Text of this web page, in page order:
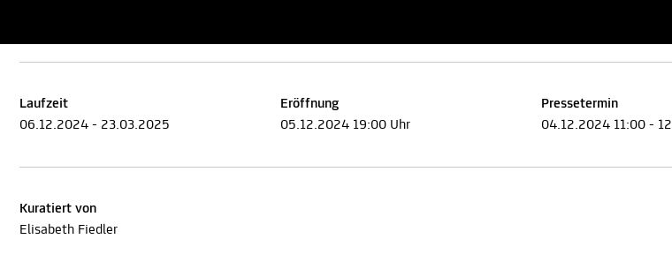
Laufzeit
06.12.2024 - 23.03.2025
Eröffnung
05.12.2024 19:00 Uhr
Pressetermin
04.12.2024 11:00 -
Kuratiert von
Elisabeth Fiedler